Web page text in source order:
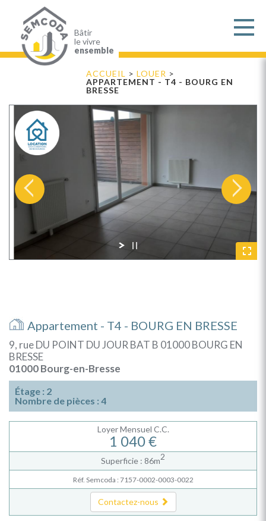
contenu
principal
Bâtir
le vivre
ensemble
ACCUEIL > LOUER >
APPARTEMENT - T4 - BOURG EN
BRESSE
Appartement - T4 - BOURG EN BRESSE
9, rue DU POINT DU JOUR BAT B 01000 BOURG EN
BRESSE
01000 Bourg-en-Bresse
Étage : 2
Nombre de pièces : 4
Loyer Mensuel C.C.
1 040 €
Superficie : 86m2
Réf. Semcoda : 7157-0002-0003-0022
Contactez-nous